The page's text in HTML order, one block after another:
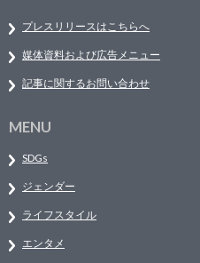
プレスリリースはこちらへ
媒体資料および広告メニュー
記事に関するお問い合わせ
MENU
SDGs
ジェンダー
ライフスタイル
エンタメ